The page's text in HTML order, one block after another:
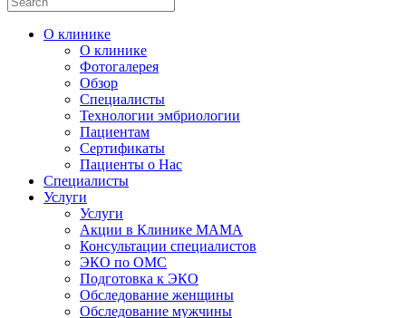
О клинике
О клинике
Фотогалерея
Обзор
Специалисты
Технологии эмбриологии
Пациентам
Сертификаты
Пациенты о Нас
Специалисты
Услуги
Услуги
Акции в Клинике МАМА
Консультации специалистов
ЭКО по ОМС
Подготовка к ЭКО
Обследование женщины
Обследование мужчины